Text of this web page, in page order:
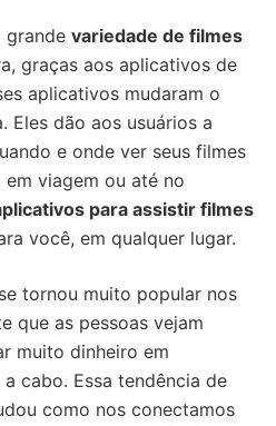
grande variedade de filmes
graças aos aplicativos de
aplicativos mudaram o
Eles dão aos usuários a
e onde ver seus filmes
viagem ou até no
para assistir filmes
você, em qualquer lugar.
se tornou muito popular nos
que as pessoas vejam
muito dinheiro em
cabo. Essa tendência de
como nos conectamos